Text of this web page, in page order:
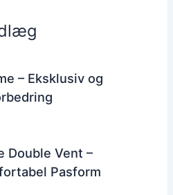
– Eksklusiv og
Double Vent –
Pasform